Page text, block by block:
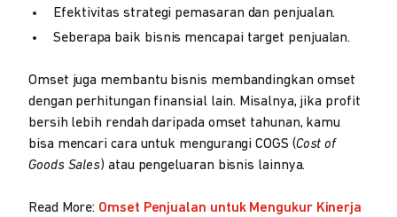
Efektivitas strategi pemasaran dan penjualan.
Seberapa baik bisnis mencapai target penjualan.
Omset juga membantu bisnis membandingkan omset
dengan perhitungan finansial lain. Misalnya, jika profit
bersih lebih rendah daripada omset tahunan, kamu
bisa mencari cara untuk mengurangi COGS (Cost of
Goods Sales) atau pengeluaran bisnis lainnya.
Read More: Omset Penjualan untuk Mengukur Kinerja